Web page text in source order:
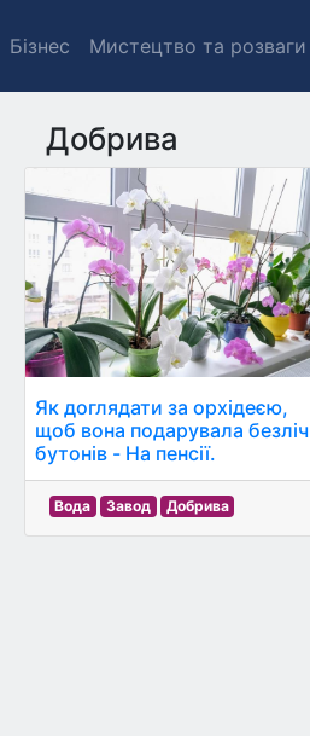
Бізнес Мистецтво та розваги
Добрива
Як доглядати за орхідеєю,
щоб вона подарувала безліч
бутонів - На пенсії.
Вода Завод Добрива